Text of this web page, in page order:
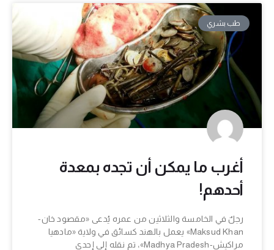
طب بشري
أغرب ما يمكن أن تجده بمعدة
أحدهم!
رجلٌ في الخامسة والثلاثين من عمره يُدعى «مقصود خان-
Maksud Khan» يعمل بالهند كسائق في ولاية «مادهيا
مراكيش-Madhya Pradesh»، تم نقله إلى إحدى